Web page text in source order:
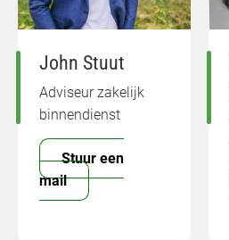
John Stuut
Adviseur zakelijk
binnendienst
Stuur een
mail